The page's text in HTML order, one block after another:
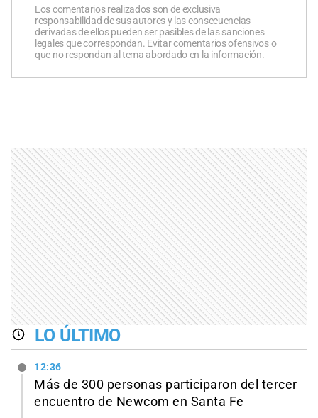
Los comentarios realizados son de exclusiva
responsabilidad de sus autores y las consecuencias
derivadas de ellos pueden ser pasibles de las sanciones
legales que correspondan. Evitar comentarios ofensivos o
que no respondan al tema abordado en la información.
LO ÚLTIMO
12:36
Más de 300 personas participaron del tercer
encuentro de Newcom en Santa Fe